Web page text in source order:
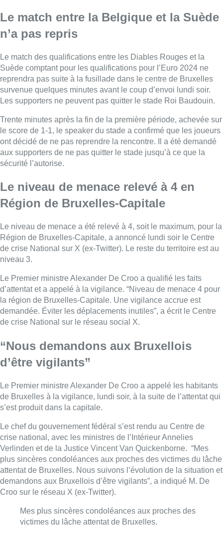
Le match entre la Belgique et la Suède
n’a pas repris
Le match des qualifications entre les Diables Rouges et la
Suède comptant pour les qualifications pour l’Euro 2024 ne
reprendra pas suite à la fusillade dans le centre de Bruxelles
survenue quelques minutes avant le coup d’envoi lundi soir.
Les supporters ne peuvent pas quitter le stade Roi Baudouin.
Trente minutes après la fin de la première période, achevée sur
le score de 1-1, le speaker du stade a confirmé que les joueurs
ont décidé de ne pas reprendre la rencontre. Il a été demandé
aux supporters de ne pas quitter le stade jusqu’à ce que la
sécurité l’autorise.
Le niveau de menace relevé à 4 en
Région de Bruxelles-Capitale
Le niveau de menace a été relevé à 4, soit le maximum, pour la
Région de Bruxelles-Capitale, a annoncé lundi soir le Centre
de crise National sur X (ex-Twitter). Le reste du territoire est au
niveau 3.
Le Premier ministre Alexander De Croo a qualifié les faits
d’attentat et a appelé à la vigilance. “Niveau de menace 4 pour
la région de Bruxelles-Capitale. Une vigilance accrue est
demandée. Éviter les déplacements inutiles”, a écrit le Centre
de crise National sur le réseau social X.
“Nous demandons aux Bruxellois
d’être vigilants”
Le Premier ministre Alexander De Croo a appelé les habitants
de Bruxelles à la vigilance, lundi soir, à la suite de l’attentat qui
s’est produit dans la capitale.
Le chef du gouvernement fédéral s’est rendu au Centre de
crise national, avec les ministres de l’Intérieur Annelies
Verlinden et de la Justice Vincent Van Quickenborne. “Mes
plus sincères condoléances aux proches des victimes du lâche
attentat de Bruxelles. Nous suivons l’évolution de la situation et
demandons aux Bruxellois d’être vigilants”, a indiqué M. De
Croo sur le réseau X (ex-Twitter).
Mes plus sincères condoléances aux proches des
victimes du lâche attentat de Bruxelles.